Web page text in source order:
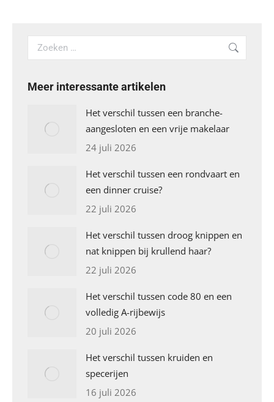
Search:
Meer interessante artikelen
Het verschil tussen een branche-
aangesloten en een vrije makelaar
24 juli 2026
Het verschil tussen een rondvaart en
een dinner cruise?
22 juli 2026
Het verschil tussen droog knippen en
nat knippen bij krullend haar?
22 juli 2026
Het verschil tussen code 80 en een
volledig A-rijbewijs
20 juli 2026
Het verschil tussen kruiden en
specerijen
16 juli 2026